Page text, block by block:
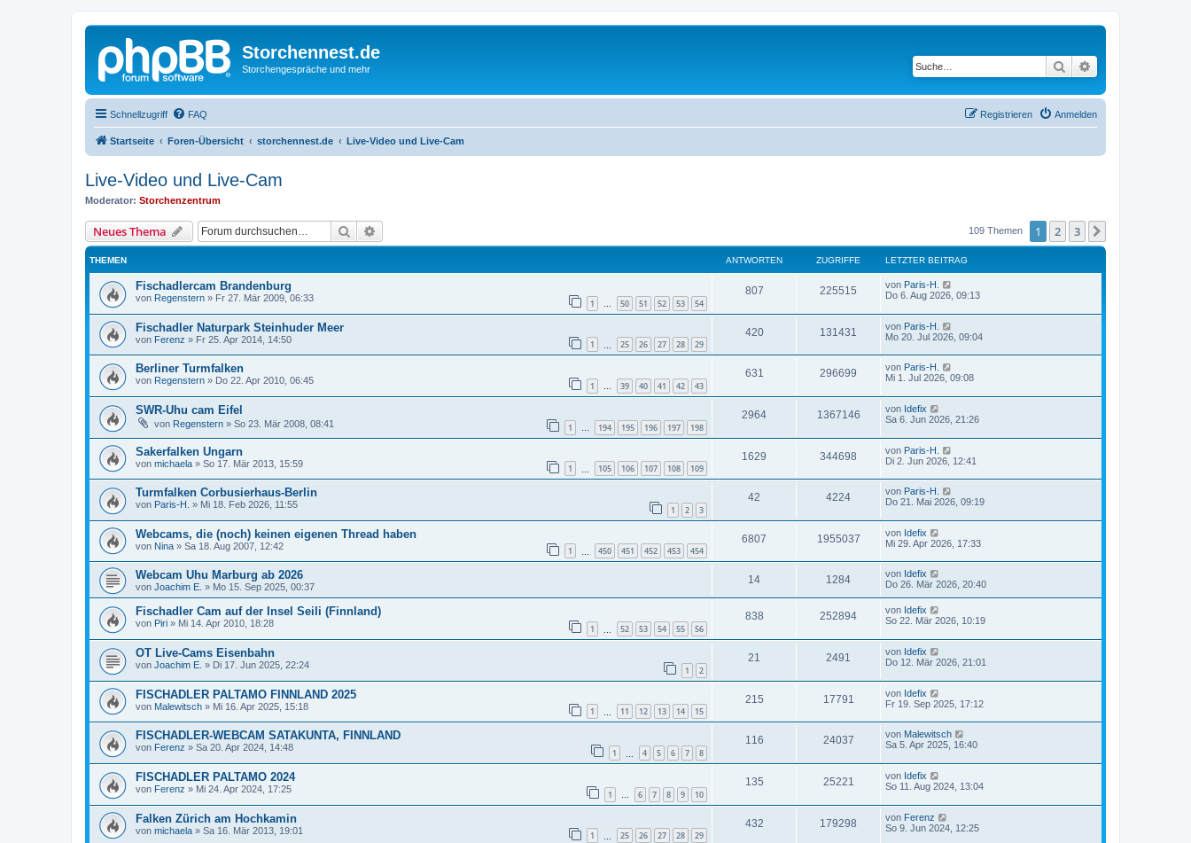
Storchennest.de
Storchengespräche und mehr Suche
Schnellzugriff FAQ Anmelden
Registrieren
Startseite Foren-Übersicht storchennest.de Live-Video und Live-Cam
Live-Video und Live-Cam
Moderator: Storchenzentrum
Neues Thema Suche 109 Themen 1 2 3
THEMEN ANTWORTEN ZUGRIFFE LETZTER BEITRAG
Fischadlercam Brandenburg
von Regenstern » Fr 27. Mär 2009, 06:33 1 … 50 51 52 53 54
807 225515 von Paris-H.
Do 6. Aug 2026, 09:13
Fischadler Naturpark Steinhuder Meer
von Ferenz » Fr 25. Apr 2014, 14:50 1 25 26 27 28 29
420 131431 von Paris-H.
Mo 20. Jul 2026, 09:04
Berliner Turmfalken
von Regenstern » Do 22. Apr 2010, 06:45 1 … 39 40 41 42 43
631 296699 von Paris-H.
Mi 1. Jul 2026, 09:08
SWR-Uhu cam Eifel
von Regenstern » So 23. Mär 2008, 08:41 1 … 194 195 196 197 198
2964 1367146 von Idefix
Sa 6. Jun 2026, 21:26
Sakerfalken Ungarn
von michaela » So 17. Mär 2013, 15:59 1 105 106 107 108 109
1629 344698 von Paris-H.
Di 2. Jun 2026, 12:41
Turmfalken Corbusierhaus-Berlin
von Paris-H. » Mi 18. Feb 2026, 11:55 1 2 3
42 4224 von Paris-H.
Do 21. Mai 2026, 09:19
Webcams, die (noch) keinen eigenen Thread haben
von Nina » Sa 18. Aug 2007, 12:42 1 450 451 452 453 454
6807 1955037 von Idefix
Mi 29. Apr 2026, 17:33
Webcam Uhu Marburg ab 2026
von Joachim E. » Mo 15. Sep 2025, 00:37
14 1284 von Idefix
Do 26. Mär 2026, 20:40
Fischadler Cam auf der Insel Seili (Finnland)
von Piri » Mi 14. Apr 2010, 18:28 1 52 53 54 55 56
838 252894 von Idefix
So 22. Mär 2026, 10:19
OT Live-Cams Eisenbahn
von Joachim E. » Di 17. Jun 2025, 22:24 1 2
21 2491 von Idefix
Do 12. Mär 2026, 21:01
FISCHADLER PALTAMO FINNLAND 2025
von Malewitsch » Mi 16. Apr 2025, 15:18 1 11 12 13 14 15
215 17791 von Idefix
Fr 19. Sep 2025, 17:12
FISCHADLER-WEBCAM SATAKUNTA, FINNLAND
von Ferenz » Sa 20. Apr 2024, 14:48 1 4 5 6 7 8
116 24037 von Malewitsch
Sa 5. Apr 2025, 16:40
FISCHADLER PALTAMO 2024
von Ferenz » Mi 24. Apr 2024, 17:25 1 … 6 7 8 9 10
135 25221 von Idefix
So 11. Aug 2024, 13:04
Falken Zürich am Hochkamin
von michaela » Sa 16. Mär 2013, 19:01 1 25 26 27 28 29
432 179298 von Ferenz
So 9. Jun 2024, 12:25